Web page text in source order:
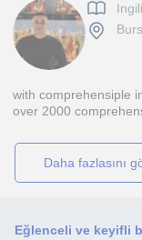
with comprehensiple
over 2000
daha fazlasını
Eğlenceli ve keyifli